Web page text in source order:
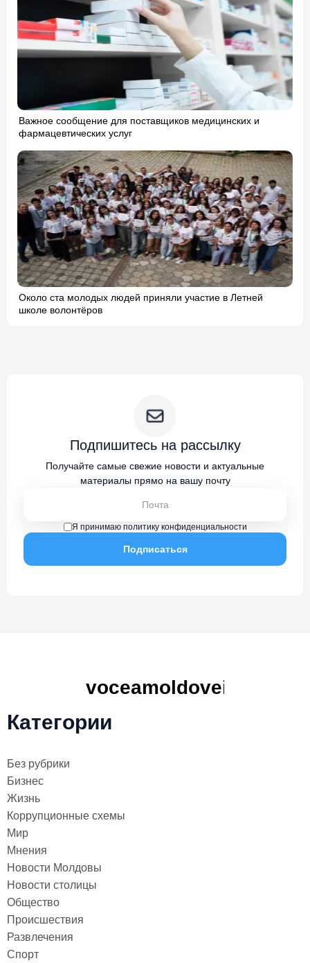
Важное сообщение для поставщиков медицинских и
фармацевтических услуг
Около ста молодых людей приняли участие в Летней
школе волонтёров
Подпишитесь на рассылку
Получайте самые свежие новости и актуальные
материалы прямо на вашу почту
Я принимаю политику конфиденциальности
Категории
Без рубрики
Бизнес
Жизнь
Коррупционные схемы
Мир
Мнения
Новости Молдовы
Новости столицы
Общество
Происшествия
Развлечения
Спорт